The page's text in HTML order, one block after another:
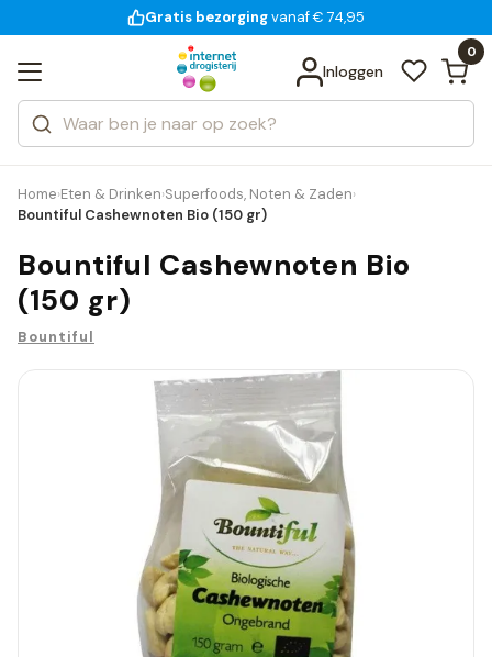
voor 18:00 uur besteld
Gratis bezorging
14 dagen bedenktijd
Inloggen
0
Zoeken
Categorieën
Merken
Bekijk alle resultaten
Home›Eten & Drinken›Superfoods, Noten & Zaden›
Bountiful Cashewnoten Bio (150 gr)
Bountiful Cashewnoten Bio
(150 gr)
Bountiful